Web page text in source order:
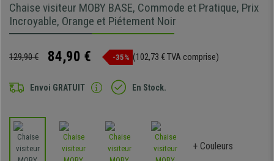
Chaise visiteur MOBY BASE, Commode et Pratique, Prix
Incroyable, Orange et Piétement Noir
129,90 € 84,90 € -35% (102,73 € TVA comprise)
Envoi GRATUIT En Stock.
+ Couleurs